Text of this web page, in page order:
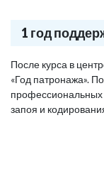
1 год
После курса в
«Год патронажа».
профессиональных
запоя и